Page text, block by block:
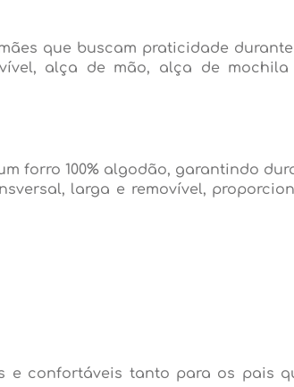
que buscam praticidade
alça de mão, alça de
forro 100% algodão, garantindo
larga e removível,
confortáveis tanto para os pais